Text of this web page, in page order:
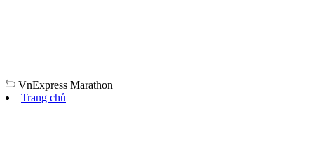
VnExpress Marathon
Trang chủ